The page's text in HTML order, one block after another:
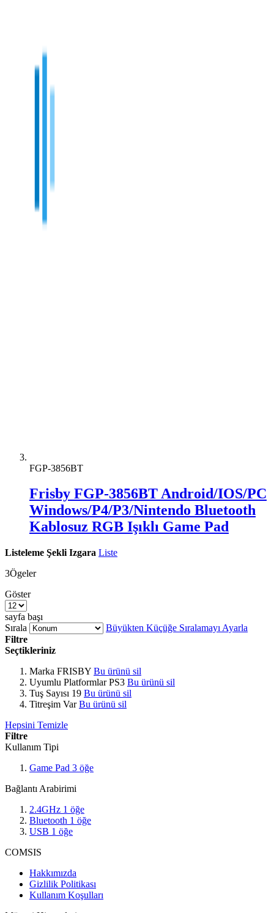
FGP-3856BT
Frisby FGP-3856BT Android/IOS/PC
Windows/P4/P3/Nintendo Bluetooth
Kablosuz RGB Işıklı Game Pad
Listeleme Şekli Izgara Liste
3Ögeler
Göster
sayfa başı
Sırala
Büyükten Küçüğe Sıralamayı Ayarla
Filtre
Seçtikleriniz
Marka FRISBY Bu ürünü sil
Uyumlu Platformlar PS3 Bu ürünü sil
Tuş Sayısı 19 Bu ürünü sil
Titreşim Var Bu ürünü sil
Hepsini Temizle
Filtre
Kullanım Tipi
Game Pad 3 öğe
Bağlantı Arabirimi
2.4GHz 1 öğe
Bluetooth 1 öğe
USB 1 öğe
COMSIS
Hakkımızda
Gizlilik Politikası
Kullanım Koşulları